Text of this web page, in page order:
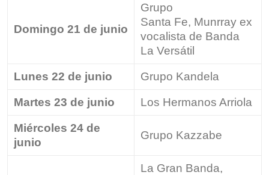
Domingo 21 de junio
Grupo
Santa Fe, Munrray ex
vocalista de Banda
La Versátil
Lunes 22 de junio Grupo Kandela
Martes 23 de junio Los Hermanos Arriola
Miércoles 24 de
junio
Grupo Kazzabe
La Gran Banda,